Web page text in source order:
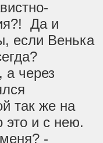
Да и
если Венька
а через
так же на
это и с нею.
-